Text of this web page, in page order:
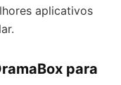
aplicativos
para